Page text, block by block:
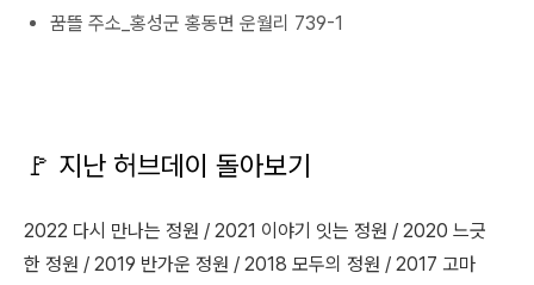
꿈뜰 주소_홍성군 홍동면 운월리 739-1
🚩 지난 허브데이 돌아보기
2022 다시 만나는 정원 / 2021 이야기 잇는 정원 / 2020 느긋
한 정원 / 2019 반가운 정원 / 2018 모두의 정원 / 2017 고마